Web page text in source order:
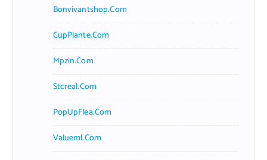
Bonvivantshop.com
CupPlante.com
Mpzin.com
Stcreal.com
PopUpFlea.com
Valueml.com